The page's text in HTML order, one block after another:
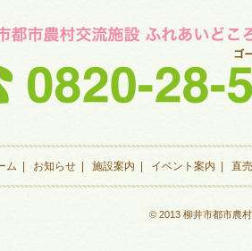
ム お知らせ 施設案内 イベント案内 直
© 2013 柳井市都市農